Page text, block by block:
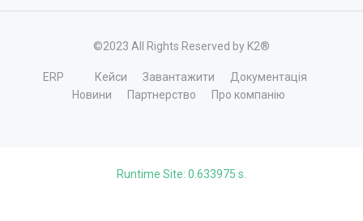
©2023 All Rights Reserved by K2®
ERP Кейси Завантажити
Документація
Новини
Партнерство Про компанію
Runtime Site: 0.633975 s.